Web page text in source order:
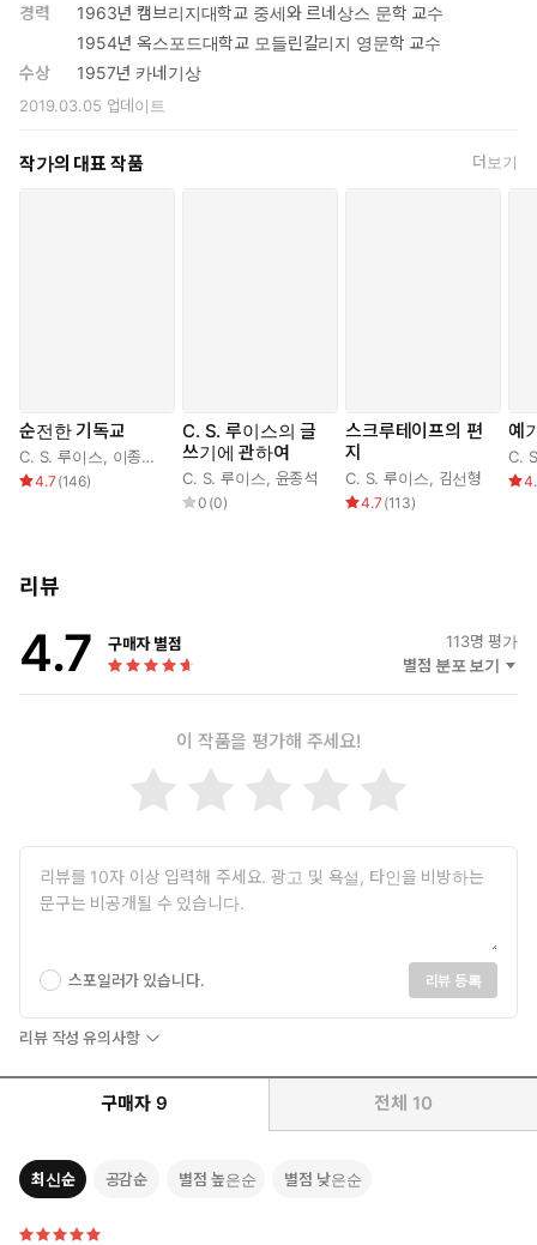
경력
1963년 캠브리지대학교 중세와 르네상스 문학 교수
1954년 옥스포드대학교 모들린칼리지 영문학 교수
수상
1957년 카네기상
2019.03.05 업데이트
작가의 대표 작품 더보기
순전한 기독교
C. S. 루이스, 이종태 장경철
4.7 (146)
C. S. 루이스의 글
쓰기에 관하여
C. S. 루이스, 윤종석
0 (0)
스크루테이프의 편
지
C. S. 루이스, 김선형
4.7 (113)
예
C.
리뷰
4.7 구매자 별점 113명 평가
별점 분포 보기
이 작품을 평가해 주세요!
스포일러가 있습니다. 리뷰 등록
리뷰 작성 유의사항
구매자 9 전체 10
최신순 공감순 별점 높은순 별점 낮은순